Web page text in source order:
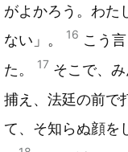
がよかろう。わた
ない」。
16 こう
た。
17 そこで、
捕え、法廷の前で
て、そ知らぬ顔を